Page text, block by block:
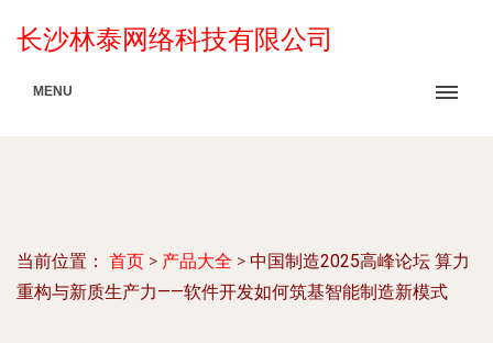
长沙林泰网络科技有限公司
MENU
当前位置： 首页 > 产品大全 > 中国制造2025高峰论坛 算力
重构与新质生产力——软件开发如何筑基智能制造新模式